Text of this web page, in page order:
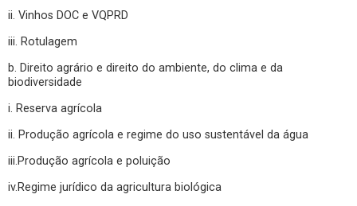
ii. Vinhos DOC e VQPRD
iii. Rotulagem
b. Direito agrário e direito do ambiente, do clima e da
biodiversidade
i. Reserva agrícola
ii. Produção agrícola e regime do uso sustentável da água
iii.Produção agrícola e poluição
iv.Regime jurídico da agricultura biológica